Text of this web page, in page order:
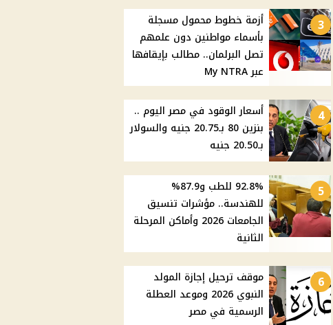
3
أزمة خطوط محمول مسجلة
بأسماء مواطنين دون علمهم
تصل البرلمان.. مطالب بإيقافها
عبر My NTRA
4
أسعار الوقود في مصر اليوم ..
بنزين 80 بـ20.75 جنيه والسولار
بـ20.50 جنيه
5
92.8% للطب و87.9%
للهندسة.. مؤشرات تنسيق
الجامعات 2026 وأماكن المرحلة
الثانية
6
موقف ترحيل إجازة المولد
النبوي 2026 وموعد العطلة
الرسمية في مصر